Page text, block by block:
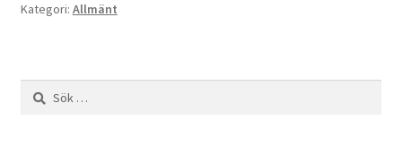
Kategori: Allmänt
Sök
efter: